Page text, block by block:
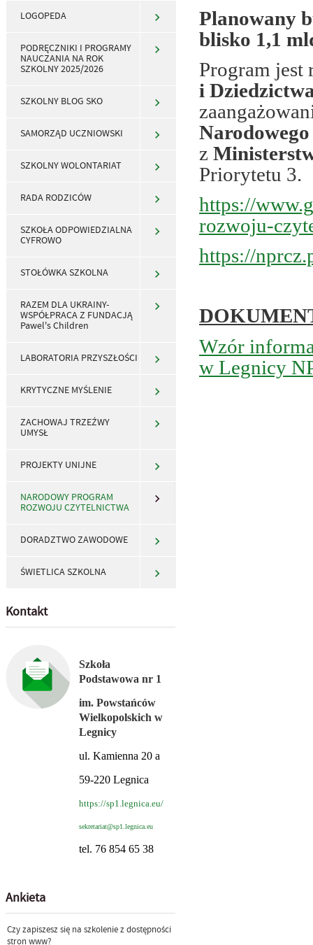
LOGOPEDA
PODRĘCZNIKI I PROGRAMY
NAUCZANIA NA ROK
SZKOLNY 2025/2026
SZKOLNY BLOG SKO
SAMORZĄD UCZNIOWSKI
SZKOLNY WOLONTARIAT
RADA RODZICÓW
SZKOŁA ODPOWIEDZIALNA
CYFROWO
STOŁÓWKA SZKOLNA
RAZEM DLA UKRAINY-
WSPÓŁPRACA Z FUNDACJĄ
Pawel's Children
LABORATORIA PRZYSZŁOŚCI
KRYTYCZNE MYŚLENIE
ZACHOWAJ TRZEŹWY
UMYSŁ
PROJEKTY UNIJNE
NARODOWY PROGRAM
ROZWOJU CZYTELNICTWA
DORADZTWO ZAWODOWE
ŚWIETLICA SZKOLNA
Kontakt
Szkoła
Podstawowa nr 1
im. Powstańców
Wielkopolskich w
Legnicy
ul. Kamienna 20 a
59-220 Legnica
https://sp1.legnica.eu/
sekretariat@sp1.legnica.eu
tel. 76 854 65 38
Ankieta
Czy zapiszesz się na szkolenie z dostępności
stron www?
Planowany
blisko 1,1
Program jest
i
z
Priorytetu 3.
https://
rozwoju-
https://
Wzór
w Legnicy